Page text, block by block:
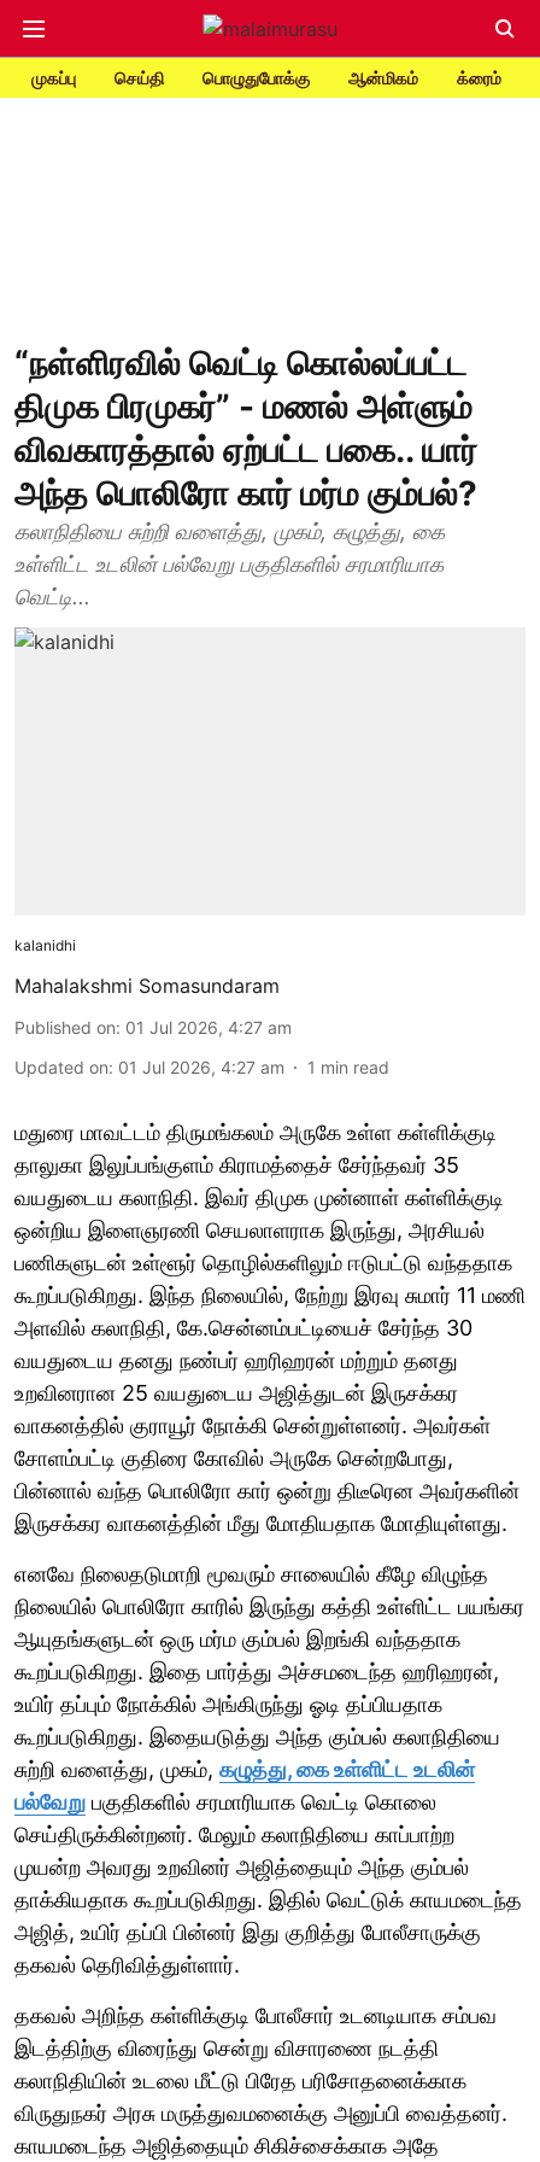
முகப்பு செய்தி பொழுதுபோக்கு ஆன்மிகம் க்ரைம்
“நள்ளிரவில் வெட்டி கொல்லப்பட்ட
திமுக பிரமுகர்” - மணல் அள்ளும்
விவகாரத்தால் ஏற்பட்ட பகை.. யார்
அந்த பொலிரோ கார் மர்ம கும்பல்?
கலாநிதியை சுற்றி வளைத்து, முகம், கழுத்து, கை
உள்ளிட்ட உடலின் பல்வேறு பகுதிகளில் சரமாரியாக
வெட்டி...
kalanidhi
Mahalakshmi Somasundaram
Published on: 01 Jul 2026, 4:27 am
Updated on: 01 Jul 2026, 4:27 am 1 min read
மதுரை மாவட்டம் திருமங்கலம் அருகே உள்ள கள்ளிக்குடி
தாலுகா இலுப்பங்குளம் கிராமத்தைச் சேர்ந்தவர் 35
வயதுடைய கலாநிதி. இவர் திமுக முன்னாள் கள்ளிக்குடி
ஒன்றிய இளைஞரணி செயலாளராக இருந்து, அரசியல்
பணிகளுடன் உள்ளூர் தொழில்களிலும் ஈடுபட்டு வந்ததாக
கூறப்படுகிறது. இந்த நிலையில், நேற்று இரவு சுமார் 11 மணி
அளவில் கலாநிதி, கே.சென்னம்பட்டியைச் சேர்ந்த 30
வயதுடைய தனது நண்பர் ஹரிஹரன் மற்றும் தனது
உறவினரான 25 வயதுடைய அஜித்துடன் இருசக்கர
வாகனத்தில் குராயூர் நோக்கி சென்றுள்ளனர். அவர்கள்
சோளம்பட்டி குதிரை கோவில் அருகே சென்றபோது,
பின்னால் வந்த பொலிரோ கார் ஒன்று திடீரென அவர்களின்
இருசக்கர வாகனத்தின் மீது மோதியதாக மோதியுள்ளது.
எனவே நிலைதடுமாறி மூவரும் சாலையில் கீழே விழுந்த
நிலையில் பொலிரோ காரில் இருந்து கத்தி உள்ளிட்ட பயங்கர
ஆயுதங்களுடன் ஒரு மர்ம கும்பல் இறங்கி வந்ததாக
கூறப்படுகிறது. இதை பார்த்து அச்சமடைந்த ஹரிஹரன்,
உயிர் தப்பும் நோக்கில் அங்கிருந்து ஓடி தப்பியதாக
கூறப்படுகிறது. இதையடுத்து அந்த கும்பல் கலாநிதியை
சுற்றி வளைத்து, முகம், கழுத்து, கை உள்ளிட்ட உடலின்
பல்வேறு பகுதிகளில் சரமாரியாக வெட்டி கொலை
செய்திருக்கின்றனர். மேலும் கலாநிதியை காப்பாற்ற
முயன்ற அவரது உறவினர் அஜித்தையும் அந்த கும்பல்
தாக்கியதாக கூறப்படுகிறது. இதில் வெட்டுக் காயமடைந்த
அஜித், உயிர் தப்பி பின்னர் இது குறித்து போலீசாருக்கு
தகவல் தெரிவித்துள்ளார்.
தகவல் அறிந்த கள்ளிக்குடி போலீசார் உடனடியாக சம்பவ
இடத்திற்கு விரைந்து சென்று விசாரணை நடத்தி
கலாநிதியின் உடலை மீட்டு பிரேத பரிசோதனைக்காக
விருதுநகர் அரசு மருத்துவமனைக்கு அனுப்பி வைத்தனர்.
காயமடைந்த அஜித்தையும் சிகிச்சைக்காக அதே